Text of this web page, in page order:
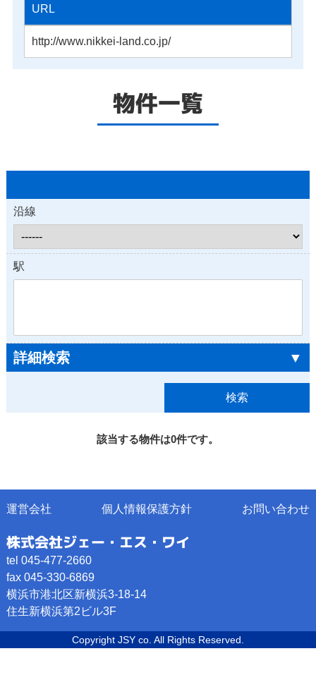
URL
http://www.nikkei-land.co.jp/
物件一覧
沿線
駅
詳細検索 ▼
該当する物件は0件です。
運営会社 個人情報保護方針 お問い合わせ
株式会社ジェー・エス・ワイ
tel 045-477-2660
fax 045-330-6869
横浜市港北区新横浜3-18-14
住生新横浜第2ビル3F
Copyright JSY co. All Rights Reserved.